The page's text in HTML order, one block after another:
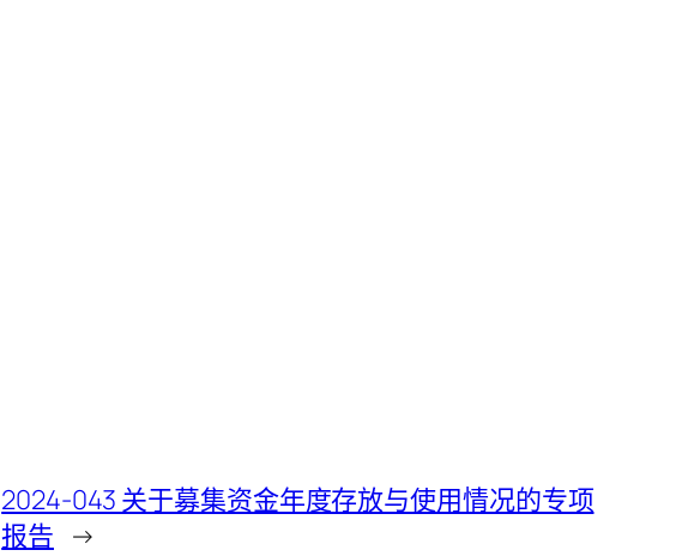
2024-043 关于募集资金年度存放与使用情况的专项
报告 →